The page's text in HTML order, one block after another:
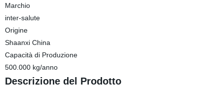
Marchio
inter-salute
Origine
Shaanxi China
Capacità di Produzione
500.000 kg/anno
Descrizione del Prodotto